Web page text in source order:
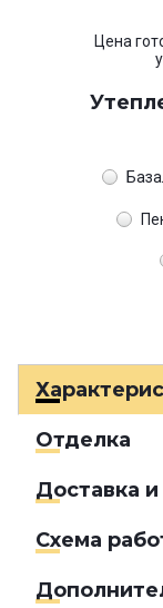
Цена
Отделка
Доставка и
Схема